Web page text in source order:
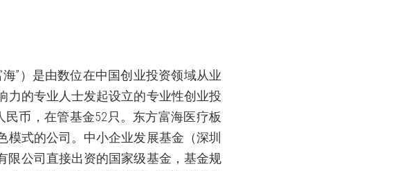
海”）是由数位在中国创业投资领域从业
力的专业人士发起设立的专业性创业投
民币，在管基金52 只。东方富海医疗板
式的公司。中小企业发展基金（深圳
限公司直接出资的国家级基金，基金规